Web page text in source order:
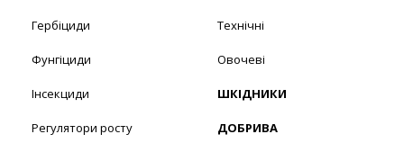
Гербіциди
Фунгіциди
Інсекциди
Регулятори росту
Технічні
Овочеві
ШКІДНИКИ
ДОБРИВА